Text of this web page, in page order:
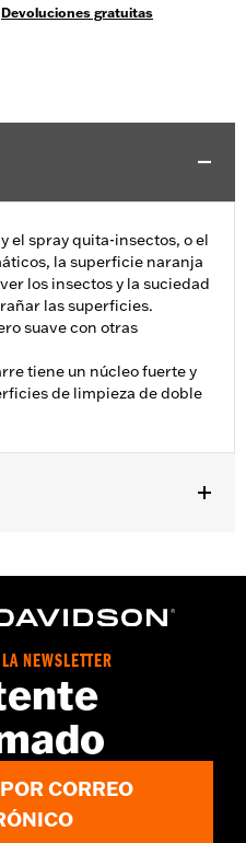
Devoluciones gratuitas
el spray quita-insectos, o el
la superficie naranja
los insectos y la suciedad
las superficies.
suave con otras
tiene un núcleo fuerte y
de limpieza de doble
NEWSLETTER
CORREO